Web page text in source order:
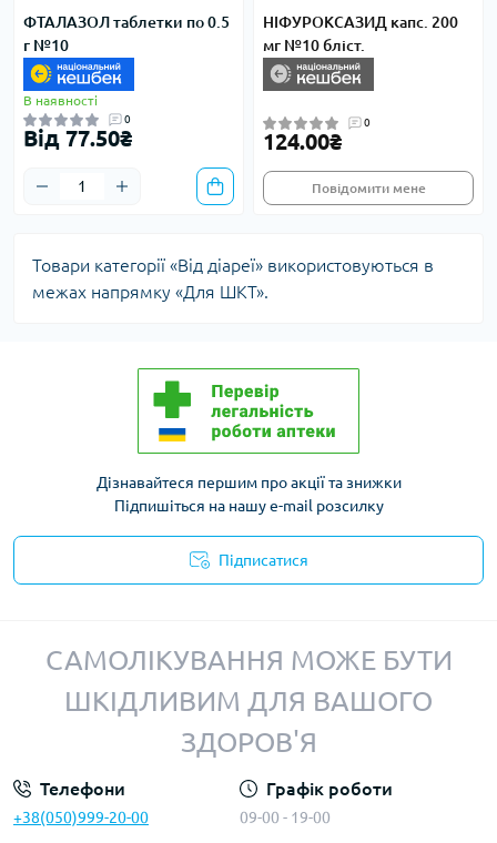
ФТАЛАЗОЛ таблетки по 0.5
г №10
В наявності
0
Від 77.50₴
НІФУРОКСАЗИД капс. 200
мг №10 бліст.
0
124.00₴
Повідомити мене
Товари категорії «Від діареї» використовуються в
межах напрямку «Для ШКТ».
Дізнавайтеся першим про акції та знижки
Підпишіться на нашу e-mail розсилку
Підписатися
САМОЛІКУВАННЯ МОЖЕ БУТИ
ШКІДЛИВИМ ДЛЯ ВАШОГО
ЗДОРОВ'Я
Телефони
+38(050)999-20-00
Графік роботи
09-00 - 19-00